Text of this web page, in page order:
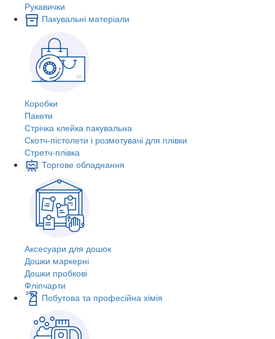
Рукавички
Пакувальні матеріали
Коробки
Пакети
Стрічка клейка пакувальна
Скотч-пістолети і розмотувачі для плівки
Стретч-плівка
Торгове обладнання
Аксесуари для дошок
Дошки маркерні
Дошки пробкові
Фліпчарти
Побутова та професійна хімія